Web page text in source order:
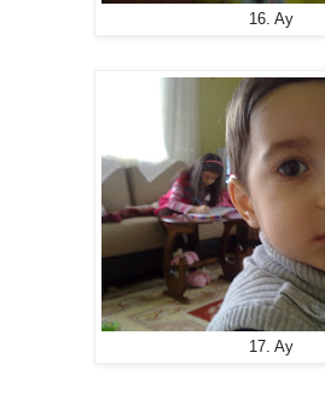
16. Ay
17. Ay